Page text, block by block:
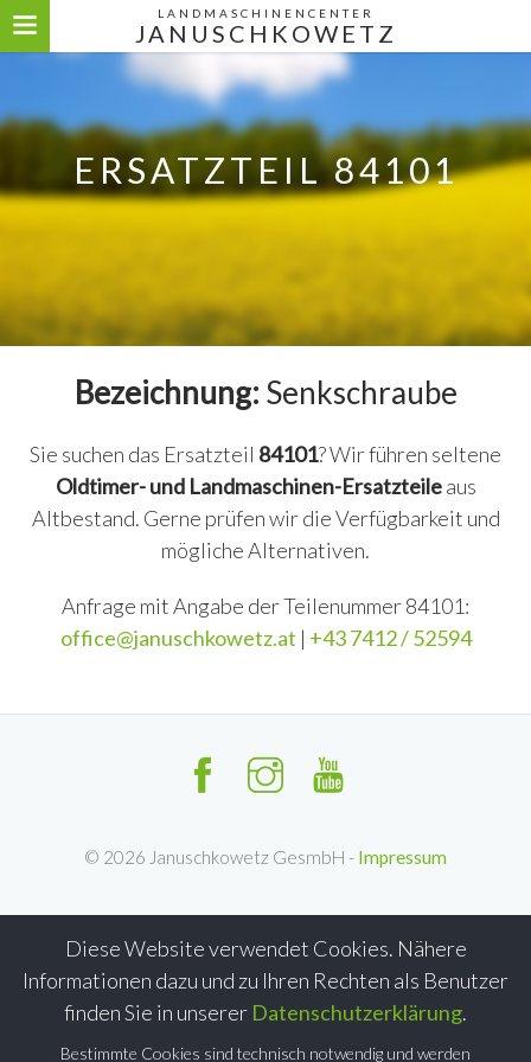
LANDMASCHINENCENTER
JANUSCHKOWETZ
Diese Website verwendet Cookies. Nähere
Informationen dazu und zu Ihren Rechten als Benutzer
finden Sie in unserer Datenschutzerklärung.
Bestimmte Cookies sind technisch notwendig und werden
ERSATZTEIL 84101
Bezeichnung: Senkschraube
Sie suchen das Ersatzteil 84101? Wir führen seltene
Oldtimer- und Landmaschinen-Ersatzteileaus
Altbestand. Gerne prüfen wir die Verfügbarkeit und
mögliche Alternativen.
Anfrage mit Angabe der Teilenummer 84101:
office@januschkowetz.at | +43 7412 / 52594
© 2026 Januschkowetz GesmbH - Impressum